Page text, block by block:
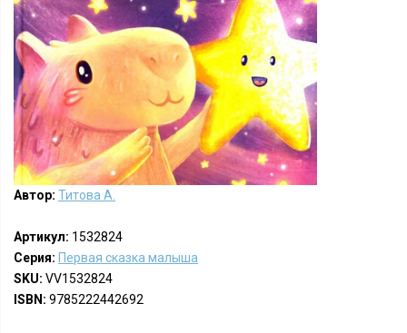
Автор: Титова А.
Артикул: 1532824
Серия: Первая сказка малыша
SKU: VV1532824
ISBN: 9785222442692